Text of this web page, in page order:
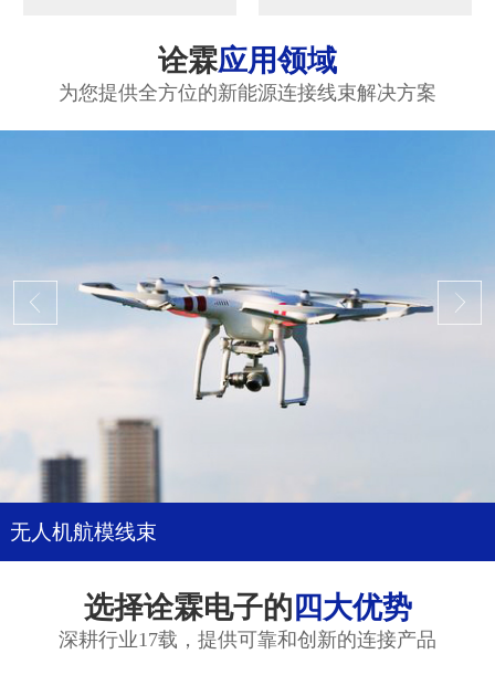
诠霖应用领域
为您提供全方位的新能源连接线束解决方案
无人机航模线束
选择诠霖电子的 四大优势
深耕行业17载，提供可靠和创新的连接产品